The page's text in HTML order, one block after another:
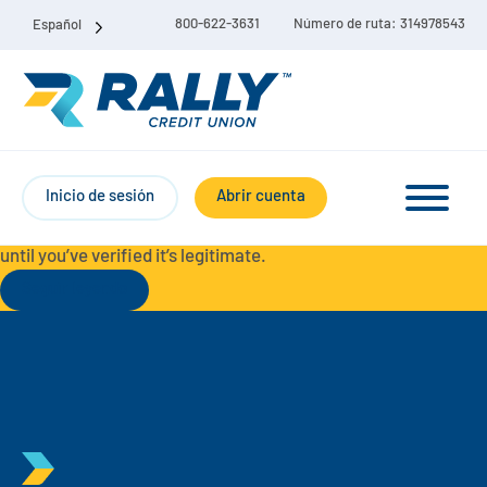
Español 800-622-3631 Número de ruta: 314978543
Inicio de sesión Abrir cuenta
Cuenta corriente Liberty
Ahorro
contact Rally Credit Union using our official phone numbers. If
you receive a letter, email, text message, or other
until you’ve verified it’s legitimate.